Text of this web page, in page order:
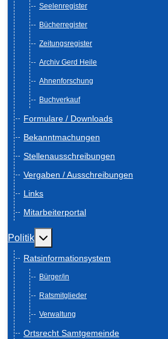
Seelenregister
Bücherregister
Zeitungsregister
Archiv Gerd Heile
Ahnenforschung
Buchverkauf
Formulare / Downloads
Bekanntmachungen
Stellenausschreibungen
Vergaben / Ausschreibungen
Links
Mitarbeiterportal
Politik Weitere Informationen: Politik
Ratsinformationsystem
Bürger/in
Ratsmitglieder
Verwaltung
Ortsrecht Samtgemeinde